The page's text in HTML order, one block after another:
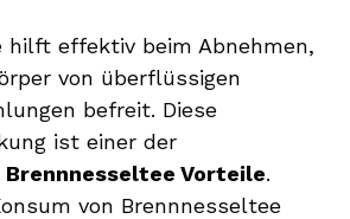
hilft effektiv beim Abnehmen,
von überflüssigen
befreit. Diese
ist einer der
Brennnesseltee Vorteile.
von Brennnesseltee